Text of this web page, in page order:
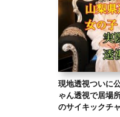
現地透視ついに
ゃん透視で居場
のサイキックチ